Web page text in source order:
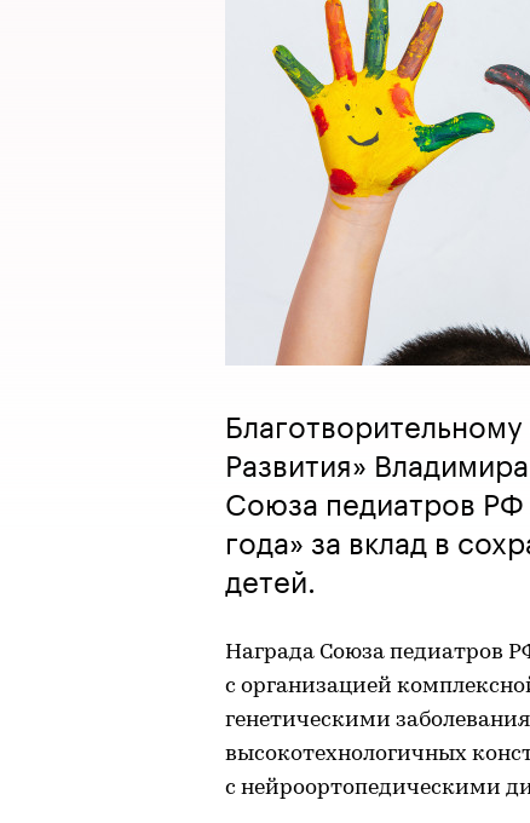
Развития»
Союза педиатров
года» за вклад в
детей.
Награда Союза педиатров
с организацией
генетическими
высокотехнологичных
с нейроортопедическими